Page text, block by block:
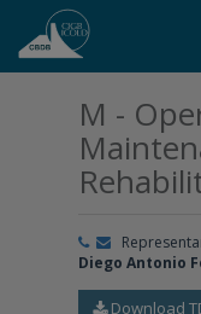
M -
Diego Antonio
Download